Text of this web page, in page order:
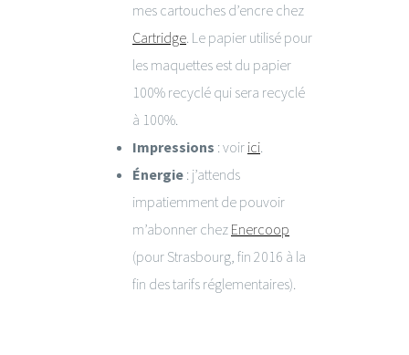
mes cartouches d’encre chez
Cartridge. Le papier utilisé pour
les maquettes est du papier
100% recyclé qui sera recyclé
à 100%.
Impressions : voir ici.
Énergie : j’attends
impatiemment de pouvoir
m’abonner chez Enercoop
(pour Strasbourg, fin 2016 à la
fin des tarifs réglementaires).